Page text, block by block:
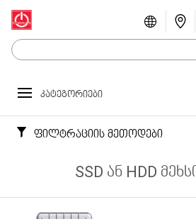
კატეგორიები
ფილტრაციის მეთოდები
SSD ან HDD